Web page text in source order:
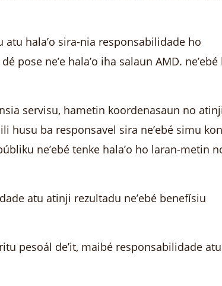
hala’o sira-nia responsabilidade ho
ne’e hala’o iha salaun AMD. ne’ebé
servisu, hametin koordenasaun no atinji
husu ba responsavel sira ne’ebé simu
ne’ebé tenke hala’o ho laran-metin
atu atinji rezultadu ne’ebé benefísiu
pesoál de’it, maibé responsabilidade